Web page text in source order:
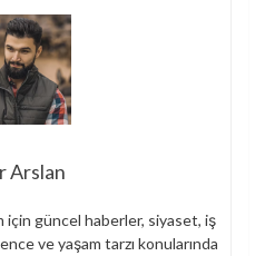
Arslan
için güncel haberler, siyaset, iş
ve yaşam tarzı konularında